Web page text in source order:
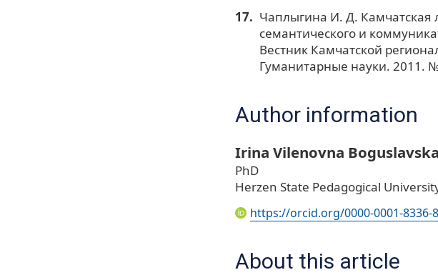
Чаплыгина И. Д. Камчатская
семантического и
Вестник Камчатской
Гуманитарные науки. 2011.
Author information
Irina Vilenovna
PhD
Herzen State Pedagogical
https://orcid.org/0000-0001-8336-
About this article